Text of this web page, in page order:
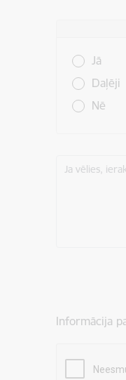
Jā
Daļēji
Nē
Ja vēlies,
Informācija